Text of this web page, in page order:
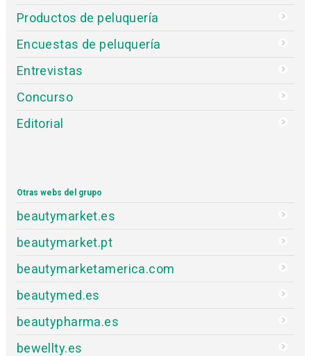
Productos de peluquería
Encuestas de peluquería
Entrevistas
Concurso
Editorial
Otras webs del grupo
beautymarket.es
beautymarket.pt
beautymarketamerica.com
beautymed.es
beautypharma.es
bewellty.es